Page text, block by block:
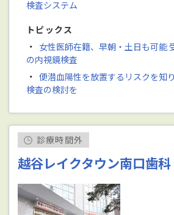
検査システム
トピックス
・ 女性医師在籍、早朝・土日も可能
の内視鏡検査
・ 便潜血陽性を放置するリスクを知
検査の検討を
診療時間外
越谷レイクタウン南口歯